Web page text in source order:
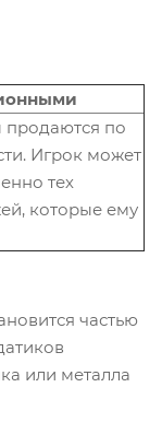
по
Игрок может
тех
которые ему
частью
или металла